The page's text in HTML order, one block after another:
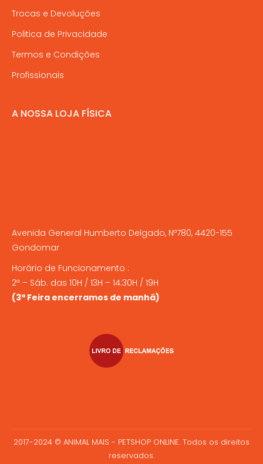
Trocas e Devoluções
Politica de Privacidade
Termos e Condições
Profissionais
A NOSSA LOJA FÍSICA
Avenida General Humberto Delgado, Nº780, 4420-155
Gondomar
Horário de Funcionamento :
2ª – Sáb. das 10H / 13H – 14:30H / 19H
(3ª Feira encerramos de manhã)
2017-2024 © ANIMAL MAIS - PETSHOP ONLINE. Todos os direitos
reservados.